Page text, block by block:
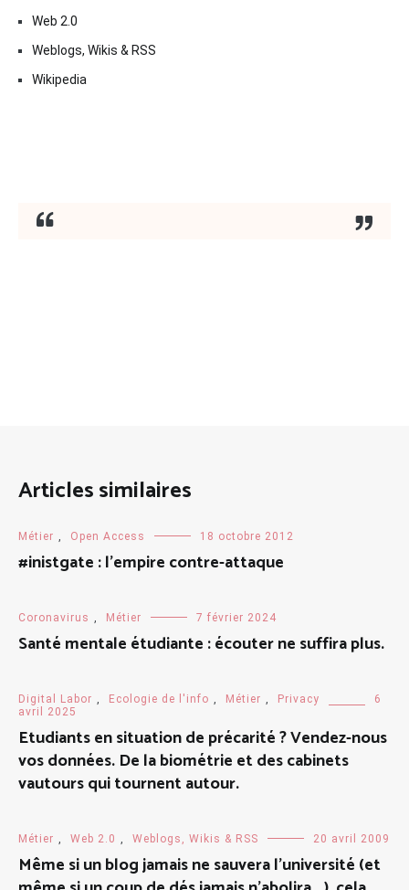
Web 2.0
Weblogs, Wikis & RSS
Wikipedia
Articles similaires
Métier Open Access 18 octobre 2012
#inistgate : l’empire contre-attaque
Coronavirus Métier 7 février 2024
Santé mentale étudiante : écouter ne suffira plus.
Digital Labor Ecologie de l'info Métier Privacy
6
avril 2025
Etudiants en situation de précarité ? Vendez-nous
vos données. De la biométrie et des cabinets
vautours qui tournent autour.
Métier Web 2.0 Weblogs, Wikis & RSS 20 avril 2009
Même si un blog jamais ne sauvera l’université (et